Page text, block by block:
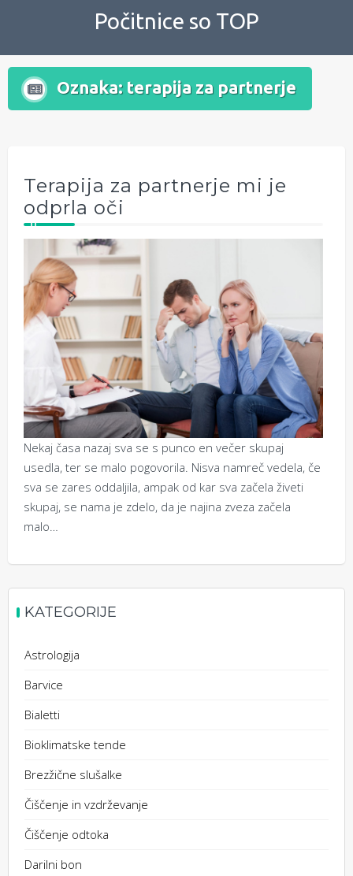
Počitnice so TOP
Oznaka: terapija za partnerje
Terapija za partnerje mi je
odprla oči
Nekaj časa nazaj sva se s punco en večer skupaj
usedla, ter se malo pogovorila. Nisva namreč vedela, če
sva se zares oddaljila, ampak od kar sva začela živeti
skupaj, se nama je zdelo, da je najina zveza začela
malo…
KATEGORIJE
Astrologija
Barvice
Bialetti
Bioklimatske tende
Brezžične slušalke
Čiščenje in vzdrževanje
Čiščenje odtoka
Darilni bon